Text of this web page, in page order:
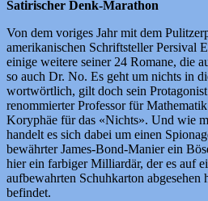
Satirischer Denk-Marathon
Von dem voriges Jahr mit dem
amerikanischen Schriftsteller Persival
einige weitere seiner 24 Romane, die
so auch Dr. No. Es geht um nichts in
wortwörtlich, gilt doch sein
renommierter Professor für
Koryphäe für das «Nichts». Und wie
handelt es sich dabei um einen
bewährter James-Bond-Manier ein
hier ein farbiger Milliardär, der es auf
aufbewahrten Schuhkarton abgesehen
befindet.